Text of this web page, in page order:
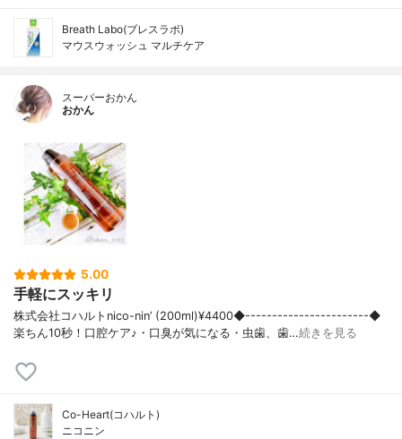
Breath Labo(ブレスラボ)
マウスウォッシュ マルチケア
スーパーおかん
おかん
5.00
手軽にスッキリ
株式会社コハルトnico-nin’ (200ml)¥4400◆-----------------------◆
楽ちん10秒！口腔ケア♪・口臭が気になる・虫歯、歯…続きを見る
Co-Heart(コハルト)
ニコニン